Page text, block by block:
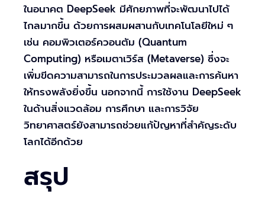
ในอนาคต DeepSeek มีศักยภาพที่จะพัฒนาไปได้
ไกลมากขึ้น ด้วยการผสมผสานกับเทคโนโลยีใหม่ ๆ
เช่น คอมพิวเตอร์ควอนตัม (Quantum
Computing) หรือเมตาเวิร์ส (Metaverse) ซึ่งจะ
เพิ่มขีดความสามารถในการประมวลผลและการค้นหา
ให้ทรงพลังยิ่งขึ้น นอกจากนี้ การใช้งาน DeepSeek
ในด้านสิ่งแวดล้อม การศึกษา และการวิจัย
วิทยาศาสตร์ยังสามารถช่วยแก้ปัญหาที่สำคัญระดับ
โลกได้อีกด้วย
สรุป